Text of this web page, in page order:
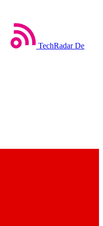
TechRadar De